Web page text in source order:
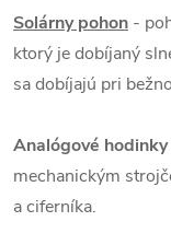
Solárny pohon -
ktorý je dobíjaný
sa dobíjajú pri
Analógové hodinky
mechanickým
a ciferníka.